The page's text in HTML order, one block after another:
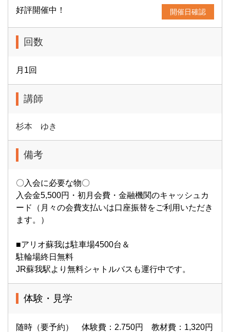
好評開催中！ 開催日確認
回数
月1回
講師
杉本 ゆき
備考
〇入会に必要な物〇
入会金5,500円・初月会費・金融機関のキャッシュカ
ード（月々の会費支払いは口座振替をご利用いただき
ます。）
■アリオ蘇我は駐車場4500台＆
駐輪場終日無料
JR蘇我駅より無料シャトルバスも運行中です。
体験・見学
随時（要予約） 体験費：2.750円 教材費：1,320円